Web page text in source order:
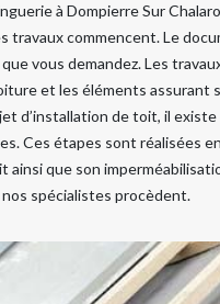
à Dompierre Sur
travaux commencent. Le
vous demandez. Les
et les éléments assurant
d’installation de toit, il
Ces étapes sont réalisées
ainsi que son
spécialistes procèdent.